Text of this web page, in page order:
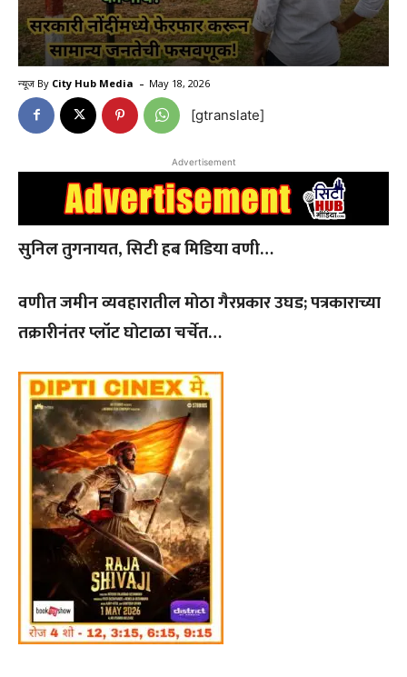
न्यूज By City Hub Media - May 18, 2026
[gtranslate]
Advertisement
सुनिल तुगनायत, सिटी हब मिडिया वणी…
वणीत जमीन व्यवहारातील मोठा गैरप्रकार उघड; पत्रकाराच्या
तक्रारीनंतर प्लॉट घोटाळा चर्चेत…